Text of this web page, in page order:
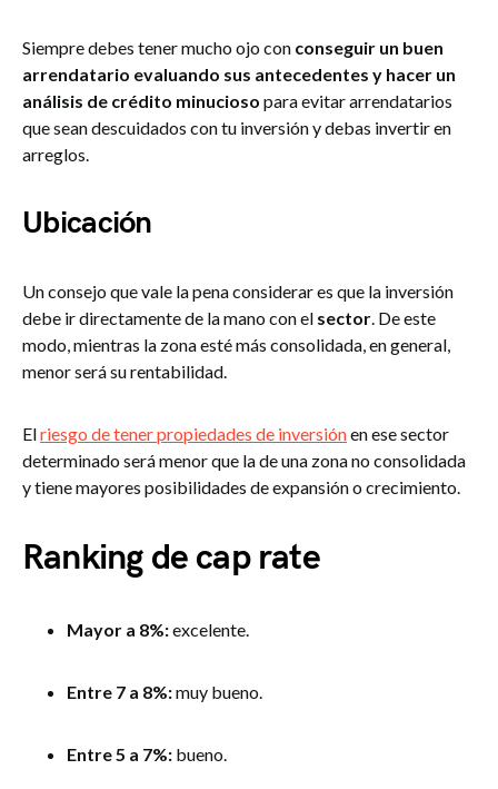
Siempre debes tener mucho ojo con conseguir un buen
arrendatario evaluando sus antecedentes y hacer un
análisis de crédito minucioso para evitar arrendatarios
que sean descuidados con tu inversión y debas invertir en
arreglos.
Ubicación
Un consejo que vale la pena considerar es que la inversión
debe ir directamente de la mano con el sector. De este
modo, mientras la zona esté más consolidada, en general,
menor será su rentabilidad.
Elriesgo de tener propiedades de inversiónen ese sector
determinado será menor que la de una zona no consolidada
y tiene mayores posibilidades de expansión o crecimiento.
Ranking de cap rate
Mayor a 8%:excelente.
Entre 7 a 8%:muy bueno.
Entre 5 a 7%: bueno.